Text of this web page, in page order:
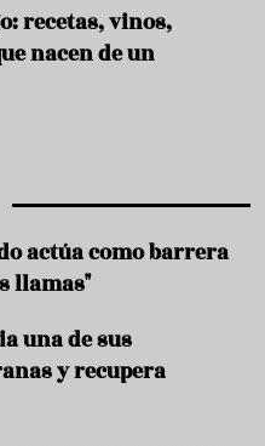
recetas, vinos,
nacen de un
actúa como barrera
llamas"
una de sus
y recupera